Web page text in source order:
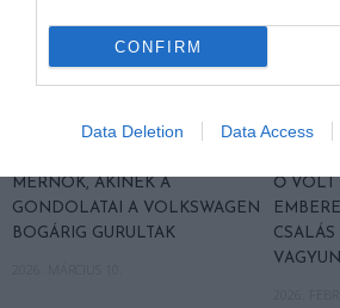
CONFIRM
Data Deletion Data Access
MÉRNÖK, AKINEK A
GONDOLATAI A VOLKSWAGEN
BOGÁRIG GURULTAK
Ő VOLT
CSALÁS